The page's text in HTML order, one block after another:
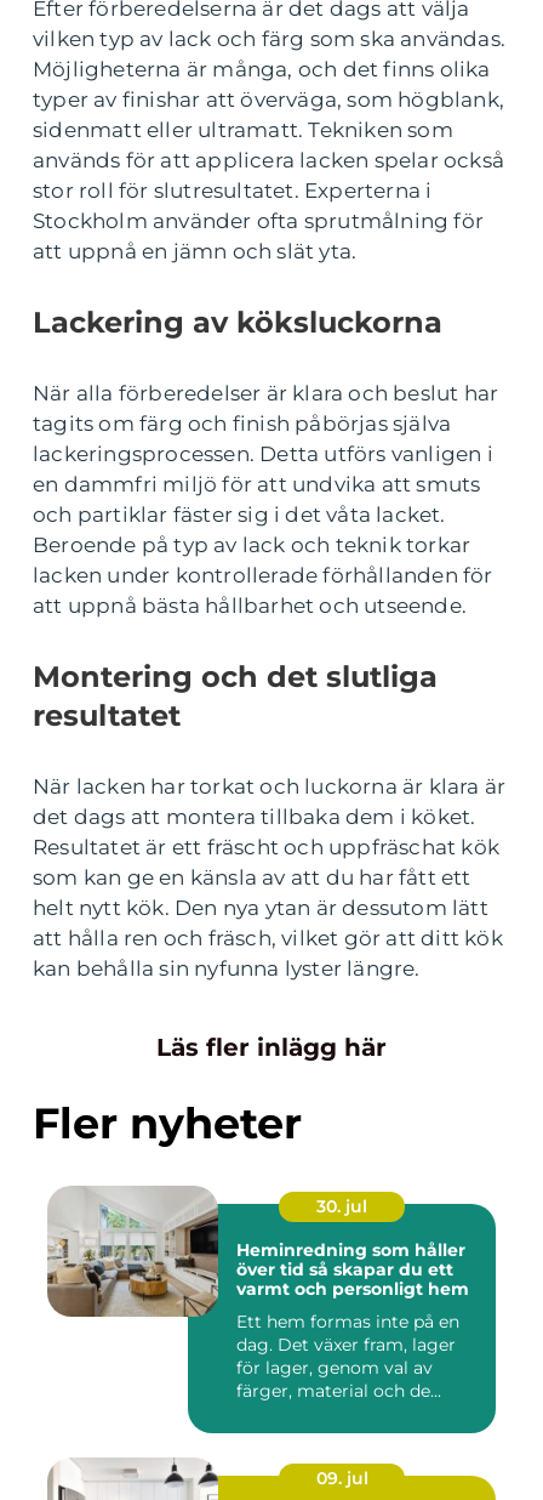
Efter förberedelserna är det dags att välja
vilken typ av lack och färg som ska användas.
Möjligheterna är många, och det finns olika
typer av finishar att överväga, som högblank,
sidenmatt eller ultramatt. Tekniken som
används för att applicera lacken spelar också
stor roll för slutresultatet. Experterna i
Stockholm använder ofta sprutmålning för
att uppnå en jämn och slät yta.
Lackering av köksluckorna
När alla förberedelser är klara och beslut har
tagits om färg och finish påbörjas själva
lackeringsprocessen. Detta utförs vanligen i
en dammfri miljö för att undvika att smuts
och partiklar fäster sig i det våta lacket.
Beroende på typ av lack och teknik torkar
lacken under kontrollerade förhållanden för
att uppnå bästa hållbarhet och utseende.
Montering och det slutliga
resultatet
När lacken har torkat och luckorna är klara är
det dags att montera tillbaka dem i köket.
Resultatet är ett fräscht och uppfräschat kök
som kan ge en känsla av att du har fått ett
helt nytt kök. Den nya ytan är dessutom lätt
att hålla ren och fräsch, vilket gör att ditt kök
kan behålla sin nyfunna lyster längre.
Läs fler inlägg här
Fler nyheter
30. jul
Heminredning som håller
över tid så skapar du ett
varmt och personligt hem
Ett hem formas inte på en
dag. Det växer fram, lager
för lager, genom val av
färger, material och de...
09. jul